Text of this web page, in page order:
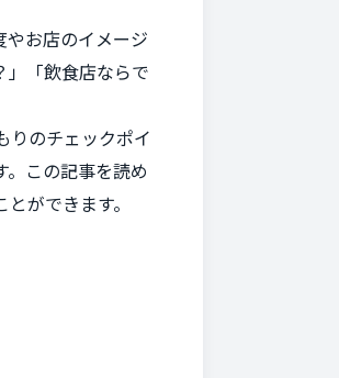
お店のイメージ
」「飲食店ならで
りのチェックポイ
この記事を読め
ができます。